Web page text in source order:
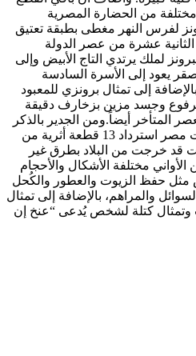
مختلفة من الحضارة المصرية
لفرس النهر مغطى بطبقة تعتيق
عشرة من عصر الدولة
لملك يرتدي التاج الأبيض وإلى
يعود إلى الأسرة السادسة
إلى تمثال برونزي للمعبود
وجسد مزين بزخارف دقيقة
المتأخر أيضاً.ومن الجدير بالذكر
إنه في إبريل الماضي استطاعت مصر استرداد 13 قطعة أثرية من
قد خرجت من البلاد بطرق غير
مختلفة الأشكال والأحجام
مثل حفظ الزيوت والعطور والكُحل
والمراهم، بالإضافة إلى تمثال
وتمثال كتلة لشخص يُدعى “عنخ إن